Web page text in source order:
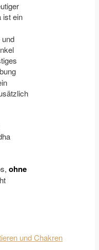
ist ein
ohne